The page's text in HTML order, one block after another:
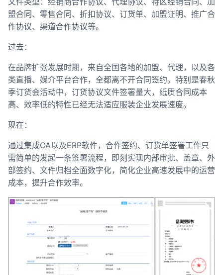
盟合同、零售合同、折扣协议、订货单、加盟证明、推广合
作协议、渠道合作协议等。
过去：
在品牌扩张发展时期，来自全国各地的加盟、代理，以及各
类直播、媒介平台合作，全都离不开合同签约。特别是春秋
季订货会活动中，订货协议文件签署量大，纸质合同成本
高、效率低的特性已经无法适应服装企业发展速度。
现在：
通过集成OA以及ERP软件，合作签约、订货单签署工作只
需简单的发起一条签署流程，即刻实现内部审批、盖章、外
部签约、文件归档全面数字化，简化企业高速发展中的运营
成本，提升合作效率。